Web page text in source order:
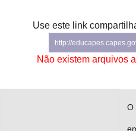
Advocacia-Geral da União
Banco Central do Brasil
Planalto
Use este link
http://
Não existem arquivos
O